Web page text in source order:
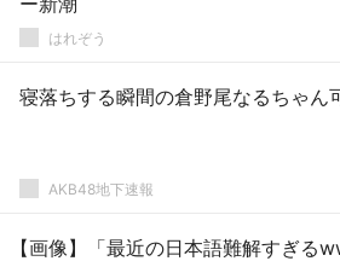
はれぞう
寝落ちする瞬間の倉野尾なるちゃん
AKB48地下速報
【画像】「最近の日本語難解すぎる